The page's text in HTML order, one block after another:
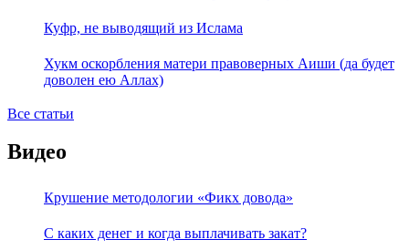
Куфр, не выводящий из Ислама
Хукм оскорбления матери правоверных Аиши (да будет
доволен ею Аллах)
Все статьи
Видео
Крушение методологии «Фикх довода»
С каких денег и когда выплачивать закат?